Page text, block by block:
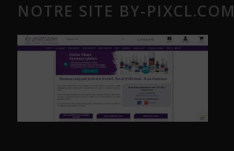
NOTRE SITE BY-PIXCL.COM